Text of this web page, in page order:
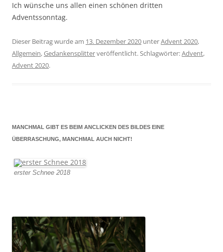
Ich wünsche uns allen einen schönen dritten
Adventssonntag.
Dieser Beitrag wurde am 13. Dezember 2020 unterAdvent 2020,
Allgemein,Gedankensplitterveröffentlicht. Schlagwörter:Advent,
Advent 2020.
MANCHMAL GIBT ES BEIM ANCLICKEN DES BILDES EINE
ÜBERRASCHUNG, MANCHMAL AUCH NICHT!
erster Schnee 2018